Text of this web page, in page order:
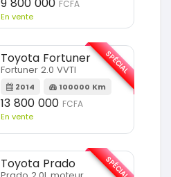
9 800 000 FCFA
En vente
Toyota Fortuner
Fortuner 2.0 VVTI
2014 100000 Km
13 800 000 FCFA
En vente
SPÉCIAL
Toyota Prado SPÉCIAL